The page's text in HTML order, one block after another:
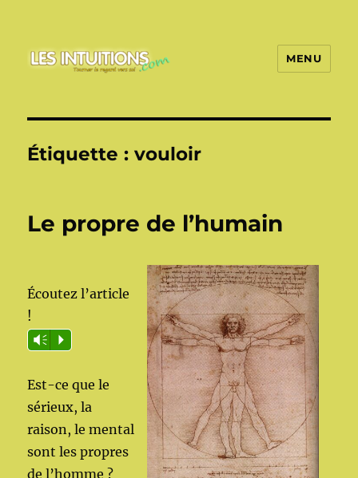
MENU
Étiquette :vouloir
Le propre de l’humain
Écoutez l’article
!
Vm P
Est-ce que le
sérieux, la
raison, le mental
sont les propres
de l’homme ?